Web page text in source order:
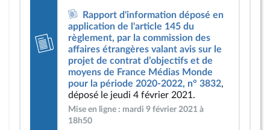
Rapport d'information déposé en
application de l'article 145 du
règlement, par la commission des
affaires étrangères valant avis sur le
projet de contrat d’objectifs et de
moyens de France Médias Monde
pour la période 2020-2022, n° 3832,
déposé le jeudi 4 février 2021.
Mise en ligne : mardi 9 février 2021 à
18h50